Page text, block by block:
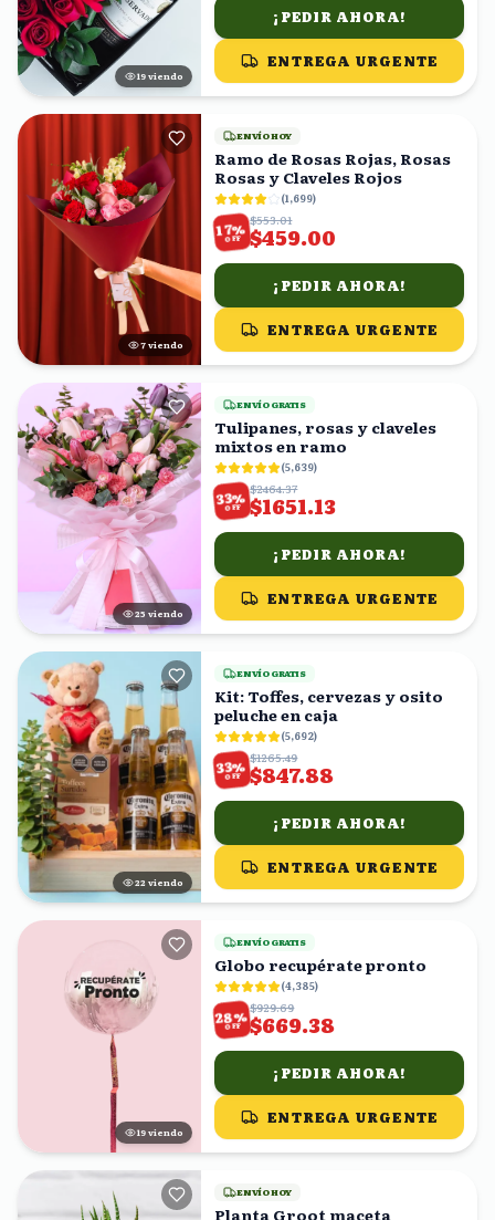
19 viendo
¡PEDIR AHORA!
ENTREGA URGENTE
6 viendo
ENVÍO HOY
Ramo de Rosas Rojas, Rosas
Rosas y Claveles Rojos
(1,699)
17%
OFF
$553.01
$459.00
¡PEDIR AHORA!
ENTREGA URGENTE
24 viendo
ENVÍO GRATIS
Tulipanes, rosas y claveles
mixtos en ramo
(5,639)
33%
OFF
$2464.37
$1651.13
¡PEDIR AHORA!
ENTREGA URGENTE
21 viendo
ENVÍO GRATIS
Kit: Toffes, cervezas y osito
peluche en caja
(5,692)
33%
OFF
$1265.49
$847.88
¡PEDIR AHORA!
ENTREGA URGENTE
18 viendo
ENVÍO GRATIS
Globo recupérate pronto
(4,385)
28%
OFF
$929.69
$669.38
¡PEDIR AHORA!
ENTREGA URGENTE
ENVÍO HOY
Planta Groot maceta